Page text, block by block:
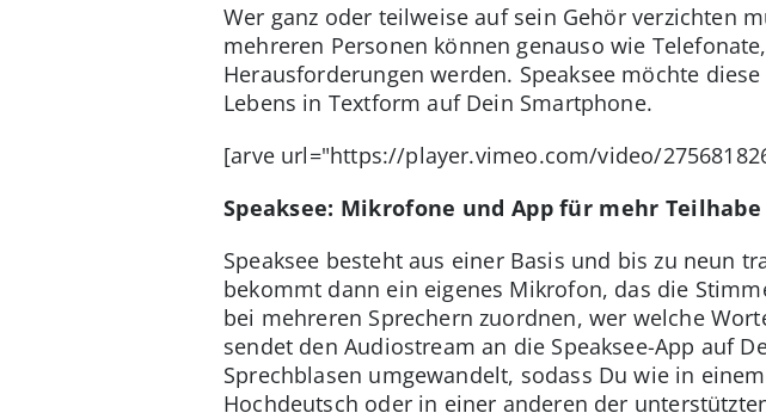
Wer ganz oder teilweise auf sein Gehör verzichten
mehreren Personen können genauso wie
Herausforderungen werden. Speaksee möchte
Lebens in Textform auf Dein Smartphone.
[arve url="https://player.vimeo.com/video/
Speaksee: Mikrofone und App für mehr Teilhabe
Speaksee besteht aus einer Basis und bis zu neun
bekommt dann ein eigenes Mikrofon, das die
bei mehreren Sprechern zuordnen, wer welche
sendet den Audiostream an die Speaksee-App auf
Sprechblasen umgewandelt, sodass Du wie in
Hochdeutsch oder in einer anderen der